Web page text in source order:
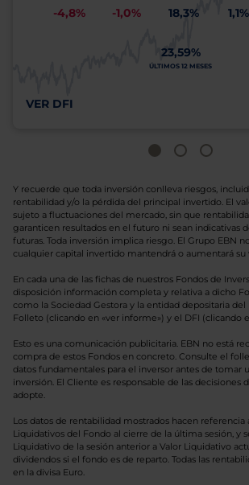
-4,8% -1,0% 18,3% 1,1%
23,59%
ÚLTIMOS 12 MESES
VER DFI
Y recuerde que toda inversión conlleva riesgos,
rentabilidad y/o la pérdida del principal invertido. El
sujeto a fluctuaciones del mercado, sin que
garanticen resultados en el futuro ni sean indicativas
futuras. Toda inversión implica riesgo. El Grupo EBN
cualquier capital invertido mantendrá o aumentará su
En cada una de las fichas de nuestros Fondos de
disposición información completa y relativa a dicho
como la Sociedad Gestora y la entidad depositaria
Folleto (clicando en «ver informe») y el DFI (clicando
Esto es una comunicación publicitaria. EBN no está
compra de estos Fondos en concreto. Consulte el
datos fundamentales para el inversor antes de tomar
inversión. El Cliente es responsable de las decisiones
adopte.
Los datos de rentabilidad mostrados hacen referencia
Liquidativos del Fondo al cierre de la última sesión, y
Liquidativo de la sesión anterior a Valor Liquidativo
dividendos si el fondo es de reparto. Todas las
en la divisa Euro.